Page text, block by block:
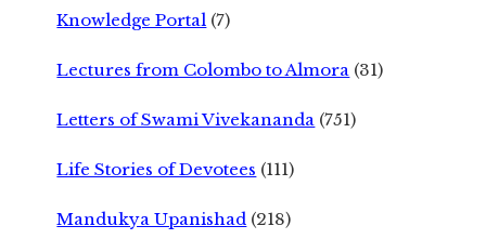
Knowledge Portal (7)
Lectures from Colombo to Almora (31)
Letters of Swami Vivekananda (751)
Life Stories of Devotees (111)
Mandukya Upanishad (218)